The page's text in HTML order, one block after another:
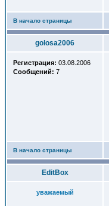
В начало страницы
golosa2006
Регистрация: 03.08.2006
Сообщений: 7
В начало страницы
EditBox
уважаемый